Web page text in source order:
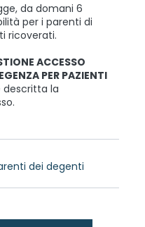
da domani 6
per i parenti di
ricoverati.
ACCESSO
PER PAZIENTI
descritta la
dei degenti